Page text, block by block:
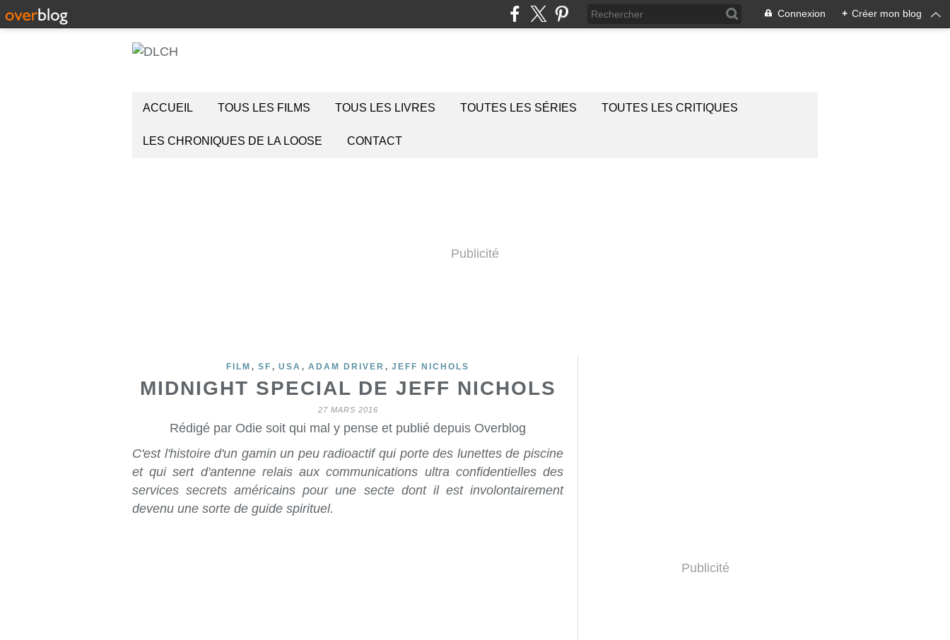
Connexion + Créer mon blog
ACCUEIL TOUS LES FILMS TOUS LES LIVRES TOUTES LES SÉRIES TOUTES LES CRITIQUES
LES CHRONIQUES DE LA LOOSE CONTACT
Publicité
FILM , SF , USA , ADAM DRIVER , JEFF NICHOLS
MIDNIGHT SPECIAL DE JEFF NICHOLS
27 MARS 2016
Rédigé par Odie soit qui mal y pense et publié depuis Overblog
C'est l'histoire d'un gamin un peu radioactif qui porte des lunettes de piscine
et qui sert d'antenne relais aux communications ultra confidentielles des
services secrets américains pour une secte dont il est involontairement
devenu une sorte de guide spirituel.
Publicité